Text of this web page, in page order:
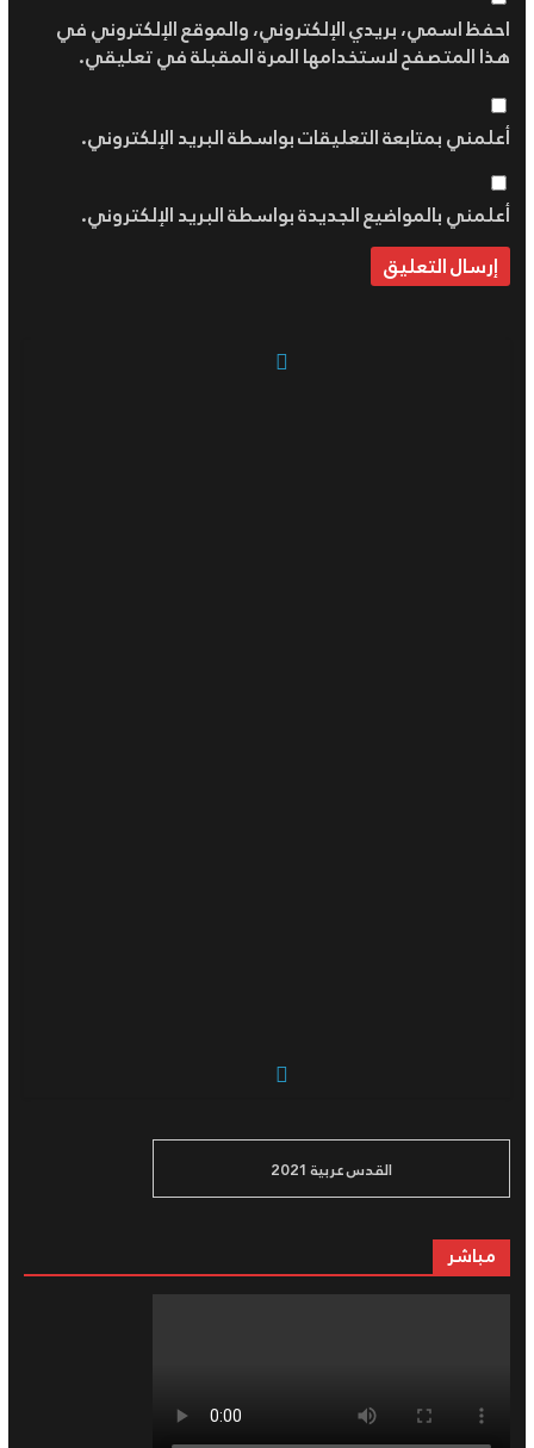
احفظ اسمي، بريدي الإلكتروني، والموقع الإلكتروني في
هذا المتصفح لاستخدامها المرة المقبلة في تعليقي.
أعلمني بمتابعة التعليقات بواسطة البريد الإلكتروني.
أعلمني بالمواضيع الجديدة بواسطة البريد الإلكتروني.
القدس عربية 2021
مباشر